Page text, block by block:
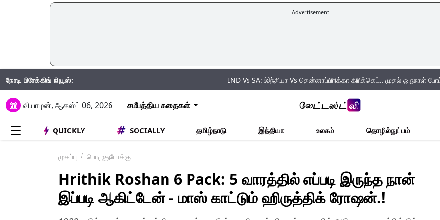
Advertisement
நேரடி பிரேக்கிங் நியூஸ்: IND Vs SA: இந்தியா Vs தென்னாப்பிரிக்கா கிரிக்கெட்.. முதல் ஒருநாள் போட்டியில்
வியாழன், ஆகஸ்ட் 06, 2026 சமீபத்திய கதைகள்
QUICKLY SOCIALLY தமிழ்நாடு இந்தியா உலகம் தொழில்நுட்பம்
முகப்பு பொழுதுபோக்கு
Hrithik Roshan 6 Pack: 5 வாரத்தில் எப்படி இருந்த நான்
இப்படி ஆகிட்டேன் - மாஸ் காட்டும் ஹிருத்திக் ரோஷன்.!